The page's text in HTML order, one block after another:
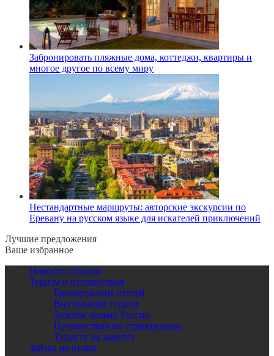
Забронировать пляжные дома, коттеджи, квартиры и
многое другое по всему миру
Нестандартные маршруты: авторские экскурсии по
Еревану на русском языке для искателей приключений
Лучшие предложения
Ваше избранное
Новости туризма
Туризм и путешествия
Бронирование отелей
Внутренний туризм
Золотое кольцо России
Путешествия по странам мира
Туристу на заметку
Займы на отдых